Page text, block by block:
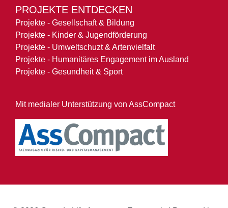
PROJEKTE ENTDECKEN
Projekte - Gesellschaft & Bildung
Projekte - Kinder & Jugendförderung
Projekte - Umweltschuzt & Artenvielfalt
Projekte - Humanitäres Engagement im Ausland
Projekte - Gesundheit & Sport
Mit medialer Unterstützung von AssCompact